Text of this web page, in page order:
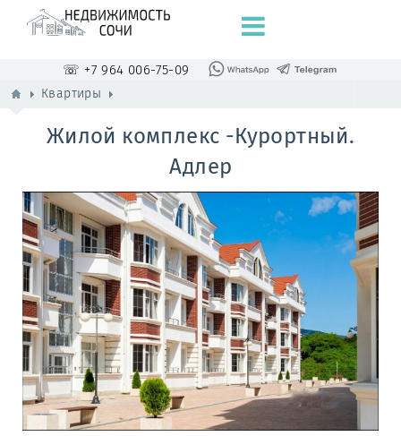
☏ +7 964 006-75-09
Квартиры
Жилой комплекс -Курортный.
Адлер